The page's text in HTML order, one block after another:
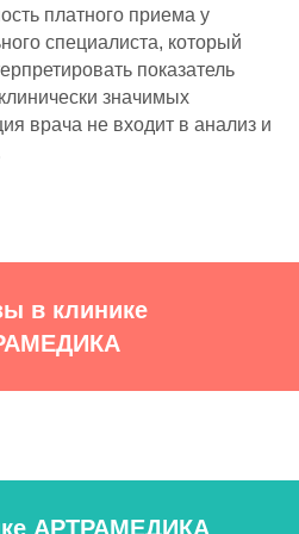
платного приема у
специалиста, который
показатель
значимых
врача не входит в анализ и
в клинике
АРТРАМЕДИКА